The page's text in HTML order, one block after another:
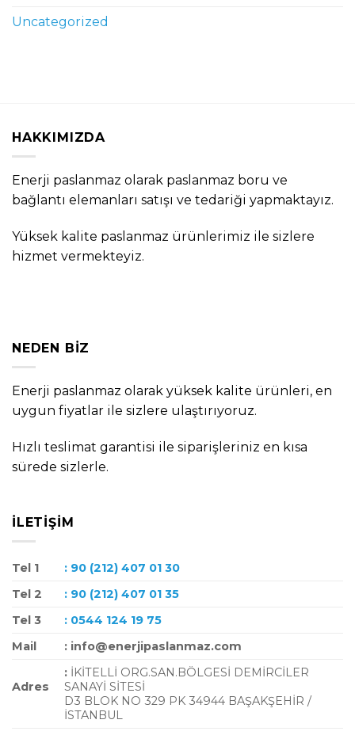
Uncategorized
HAKKIMIZDA
Enerji paslanmaz olarak paslanmaz boru ve
bağlantı elemanları satışı ve tedariği yapmaktayız.
Yüksek kalite paslanmaz ürünlerimiz ile sizlere
hizmet vermekteyiz.
NEDEN BIZ
Enerji paslanmaz olarak yüksek kalite ürünleri, en
uygun fiyatlar ile sizlere ulaştırıyoruz.
Hızlı teslimat garantisi ile siparişleriniz en kısa
sürede sizlerle.
İLETIŞIM
Tel 1
: 90 (212) 407 01 30
Tel 2
: 90 (212) 407 01 35
Tel 3
: 0544 124 19 75
Mail
: info@enerjipaslanmaz.com
Adres
: İKİTELLİ ORG.SAN.BÖLGESİ DEMİRCİLER
SANAYİ SİTESİ
D3 BLOK NO 329 PK 34944 BAŞAKŞEHİR /
İSTANBUL